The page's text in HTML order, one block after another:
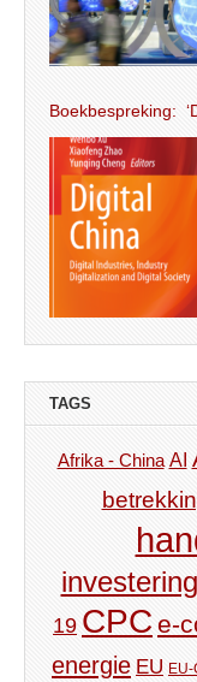
Boekbespreking:
TAGS
Afrika - China AI
19 CPC e-
energie EU